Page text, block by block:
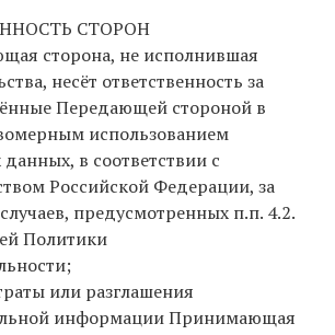
СТОРОН
сторона, не исполнившая
несёт ответственность за
Передающей стороной в
использованием
в соответствии с
Российской Федерации, за
предусмотренных п.п. 4.2.
Политики
или разглашения
информации Принимающая